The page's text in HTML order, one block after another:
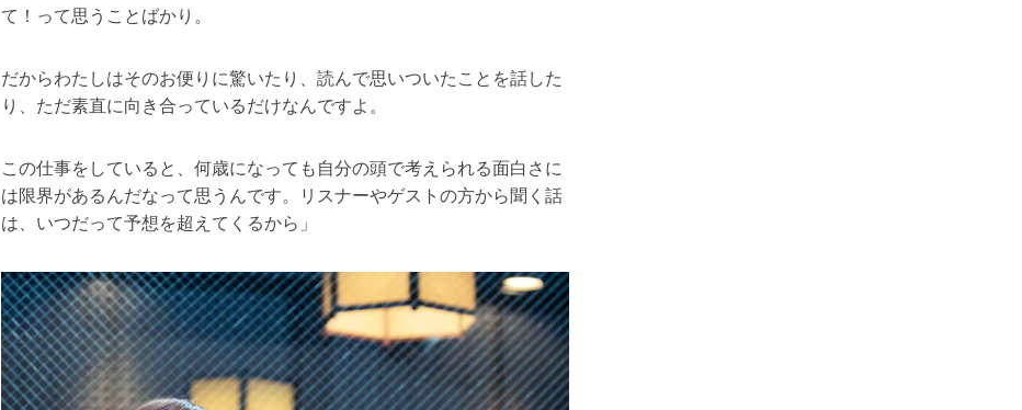
て！って思うことばかり。
だからわたしはそのお便りに驚いたり、読んで思いついたことを話した
り、ただ素直に向き合っているだけなんですよ。
この仕事をしていると、何歳になっても自分の頭で考えられる面白さに
は限界があるんだなって思うんです。リスナーやゲストの方から聞く話
は、いつだって予想を超えてくるから」